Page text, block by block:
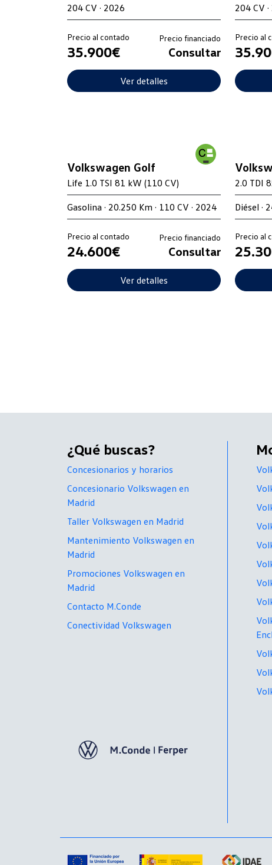
204 CV · 2026
Precio al contado
35.900€
Precio financiado
Consultar
Ver detalles
204 CV
Precio al
Volkswagen Golf
Life 1.0 TSI 81 kW (110 CV)
Gasolina · 20.250 Km · 110 CV · 2024
Precio al contado
24.600€
Precio financiado
Consultar
Ver detalles
2.0 TDI
Diésel ·
Precio al
¿Qué buscas?
Concesionarios y horarios
Concesionario Volkswagen en
Madrid
Taller Volkswagen en Madrid
Mantenimiento Volkswagen en
Madrid
Promociones Volkswagen en
Madrid
Contacto M.Conde
Conectividad Volkswagen